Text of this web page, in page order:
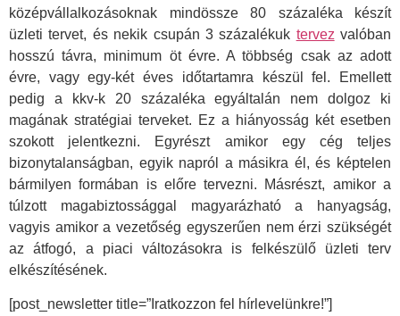
középvállalkozásoknak mindössze 80 százaléka készít
üzleti tervet, és nekik csupán 3 százalékuk tervez valóban
hosszú távra, minimum öt évre. A többség csak az adott
évre, vagy egy-két éves időtartamra készül fel. Emellett
pedig a kkv-k 20 százaléka egyáltalán nem dolgoz ki
magának stratégiai terveket. Ez a hiányosság két esetben
szokott jelentkezni. Egyrészt amikor egy cég teljes
bizonytalanságban, egyik napról a másikra él, és képtelen
bármilyen formában is előre tervezni. Másrészt, amikor a
túlzott magabiztossággal magyarázható a hanyagság,
vagyis amikor a vezetőség egyszerűen nem érzi szükségét
az átfogó, a piaci változásokra is felkészülő üzleti terv
elkészítésének.
[post_newsletter title=”Iratkozzon fel hírlevelünkre!”]